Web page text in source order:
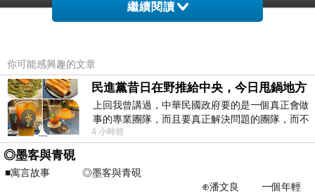
幫您整理出來在 "這裡" 最優惠啦。
有需要的粉粉可以點擊連結或按鈕就能獲取最新
的優惠折扣訊息啦~
=>點此取得優惠<=
繼續閱讀
你可能感興趣的文章
民進黨昔日在野推給中央，今日甩鍋地方
上回我曾講過，中華民國政府要的是一個真正會做
事的專業團隊，而且要真正解決問題的團隊，而不
是只會到處甩鍋的雙標團隊，最近民進黨
4 小時前
◎墨客與青硯
■寓言故事 ◎墨客與青硯
⊕潘文良 一個年輕